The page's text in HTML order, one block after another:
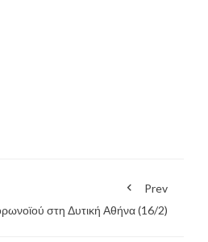
Prev
στη Δυτική Αθήνα (16/2)